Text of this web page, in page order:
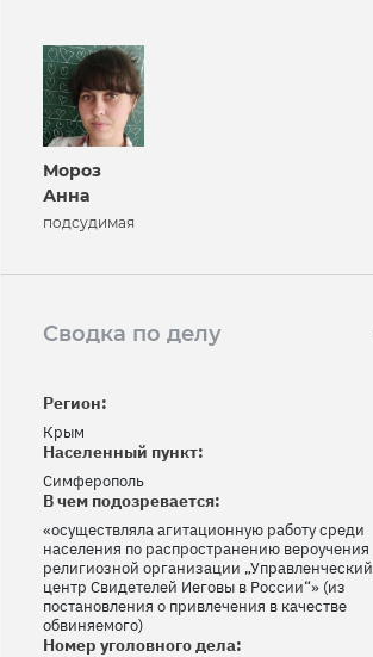
Мороз
Анна
подсудимая
Сводка по делу
Регион:
Крым
Населенный пункт:
Симферополь
В чем подозревается:
«осуществляла агитационную работу среди
населения по распространению вероучения
религиозной организации „Управленческий
центр Свидетелей Иеговы в России“» (из
постановления о привлечения в качестве
обвиняемого)
Номер уголовного дела: